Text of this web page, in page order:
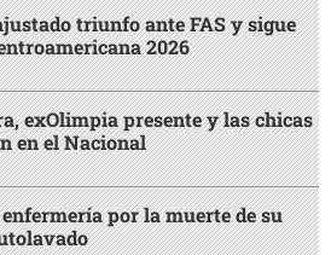
triunfo ante FAS y sigue
2026
exOlimpia presente y las chicas
en el Nacional
por la muerte de su